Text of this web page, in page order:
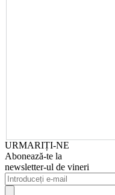
URMARIȚI-NE
Abonează-te la
newsletter-ul de vineri